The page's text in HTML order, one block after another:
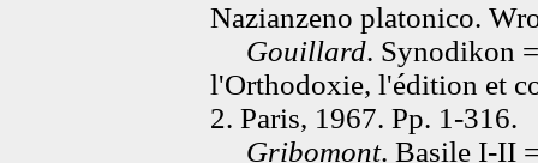
Nazianzeno platonico.
Gouillard. Synodikon
l'Orthodoxie, l'édition et
2. Paris, 1967. Pp. 1-316.
Gribomont. Basile I-II